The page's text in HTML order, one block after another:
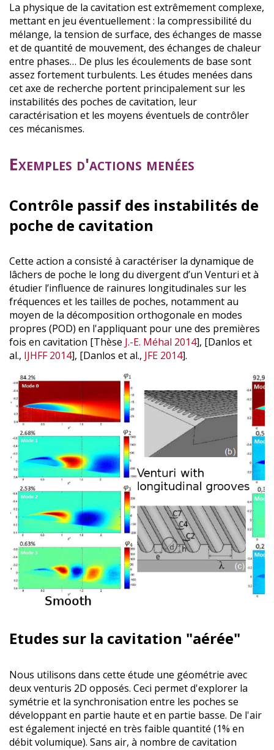
La physique de la cavitation est extrêmement complexe,
mettant en jeu éventuellement : la compressibilité du
mélange, la tension de surface, des échanges de masse
et de quantité de mouvement, des échanges de chaleur
entre phases… De plus les écoulements de base sont
assez fortement turbulents. Les études menées dans
cet axe de recherche portent principalement sur les
instabilités des poches de cavitation, leur
caractérisation et les moyens éventuels de contrôler
ces mécanismes.
Exemples d'actions menées
Contrôle passif des instabilités de
poche de cavitation
Cette action a consisté à caractériser la dynamique de
lâchers de poche le long du divergent d’un Venturi et à
étudier l’influence de rainures longitudinales sur les
fréquences et les tailles de poches, notamment au
moyen de la décomposition orthogonale en modes
propres (POD) en l'appliquant pour une des premières
fois en cavitation [Thèse J.-E. Méhal 2014], [Danlos et
al., IJHFF 2014], [Danlos et al., JFE 2014].
Etudes sur la cavitation "aérée"
Nous utilisons dans cette étude une géométrie avec
deux venturis 2D opposés. Ceci permet d'explorer la
symétrie et la synchronisation entre les poches se
développant en partie haute et en partie basse. De l'air
est également injecté en très faible quantité (1% en
débit volumique). Sans air, à nombre de cavitation